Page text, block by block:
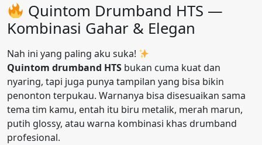
Quintom Drumband HTS —
Kombinasi Gahar & Elegan
Nah ini yang paling aku suka!
Quintom drumband HTS bukan cuma kuat dan
nyaring, tapi juga punya tampilan yang bisa bikin
penonton terpukau. Warnanya bisa disesuaikan sama
tema tim kamu, entah itu biru metalik, merah marun,
putih glossy, atau warna kombinasi khas drumband
profesional.